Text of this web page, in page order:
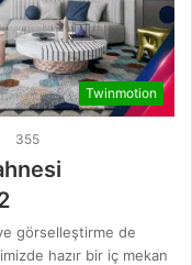
Twinmotion
355
görselleştirme de
hazır bir iç mekan